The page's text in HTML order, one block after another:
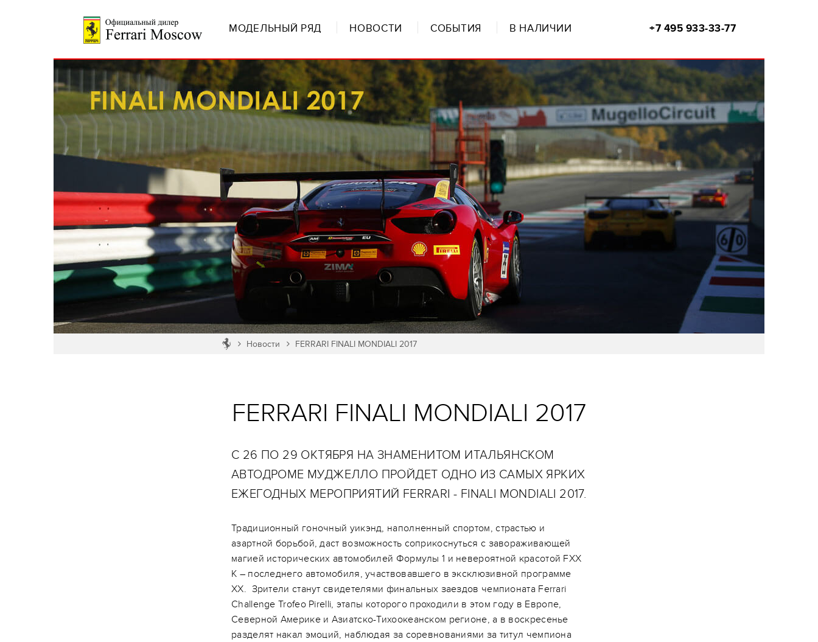
+7 495 933-33-77
МОДЕЛЬНЫЙ РЯД НОВОСТИ СОБЫТИЯ В НАЛИЧИИ
Новости FERRARI FINALI MONDIALI 2017
FERRARI FINALI MONDIALI 2017
C 26 ПО 29 ОКТЯБРЯ НА ЗНАМЕНИТОМ ИТАЛЬЯНСКОМ
АВТОДРОМЕ МУДЖЕЛЛО ПРОЙДЕТ ОДНО ИЗ САМЫХ ЯРКИХ
ЕЖЕГОДНЫХ МЕРОПРИЯТИЙ FERRARI - FINALI MONDIALI 2017.
Традиционный гоночный уикэнд, наполненный спортом, страстью и
азартной борьбой, даст возможность соприкоснуться с завораживающей
магией исторических автомобилей Формулы 1 и невероятной красотой FXX
K – последнего автомобиля, участвовавшего в эксклюзивной программе
XX. Зрители станут свидетелями финальных заездов чемпионата Ferrari
Challenge Trofeo Pirelli, этапы которого проходили в этом году в Европе,
Северной Америке и Азиатско-Тихоокеанском регионе, а в воскресенье
разделят накал эмоций, наблюдая за соревнованиями за титул чемпиона